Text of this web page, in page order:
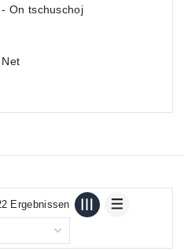
On tschuschoj
Ergebnissen